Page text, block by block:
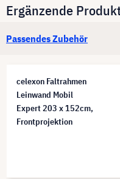
Ergänzende
Passendes Zubehör
celexon Faltrahmen
Leinwand Mobil
Expert 203 x 152cm,
Frontprojektion